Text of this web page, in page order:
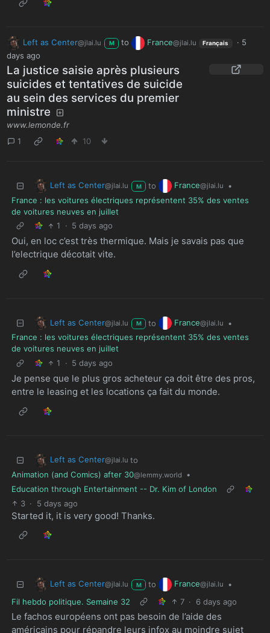
Left as Center@jlai.lu M to France@jlai.lu Français · 5
days ago
La justice saisie après plusieurs
suicides et tentatives de suicide
au sein des services du premier
ministre
www.lemonde.fr
1
10
Left as Center@jlai.lu M to France@jlai.lu
•
France : les voitures électriques représentent 35% des ventes
de voitures neuves en juillet
1
· 5 days ago
Oui, en loc c’est très thermique. Mais je savais pas que
l’electrique décotait vite.
Left as Center@jlai.lu M to France@jlai.lu
•
France : les voitures électriques représentent 35% des ventes
de voitures neuves en juillet
1
· 5 days ago
Je pense que le plus gros acheteur ça doit être des pros,
entre le leasing et les locations ça fait du monde.
Left as Center@jlai.lu to
Animation (and Comics) after 30@lemmy.world
•
Education through Entertainment -- Dr. Kim of London
3 · 5 days ago
Started it, it is very good! Thanks.
Left as Center@jlai.lu M to France@jlai.lu
•
Fil hebdo politique. Semaine 32
7 · 6 days ago
Le fachos européens ont pas besoin de l’aide des
américains pour répandre leurs infox au moindre sujet